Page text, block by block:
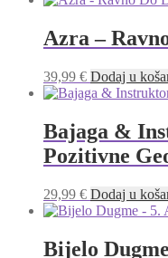
Azra –
39,99 € Dodaj u
Bajaga &
Pozitivne
29,99 € Dodaj u
Bijelo